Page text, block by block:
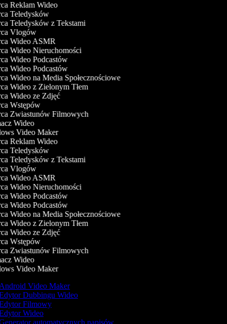
Reklam Wideo
Teledysków
Teledysków z Tekstami
Vlogów
Wideo ASMR
Wideo Nieruchomości
Wideo Podcastów
Wideo Podcastów
Wideo na Media Społecznościowe
Wideo z Zielonym Tłem
Wideo ze Zdjęć
Wstępów
Zwiastunów Filmowych
Wideo
Video Maker
Reklam Wideo
Teledysków
Teledysków z Tekstami
Vlogów
Wideo ASMR
Wideo Nieruchomości
Wideo Podcastów
Wideo Podcastów
Wideo na Media Społecznościowe
Wideo z Zielonym Tłem
Wideo ze Zdjęć
Wstępów
Zwiastunów Filmowych
Wideo
Video Maker
Video Maker
Dubbingu Wideo
Filmowy
Wideo